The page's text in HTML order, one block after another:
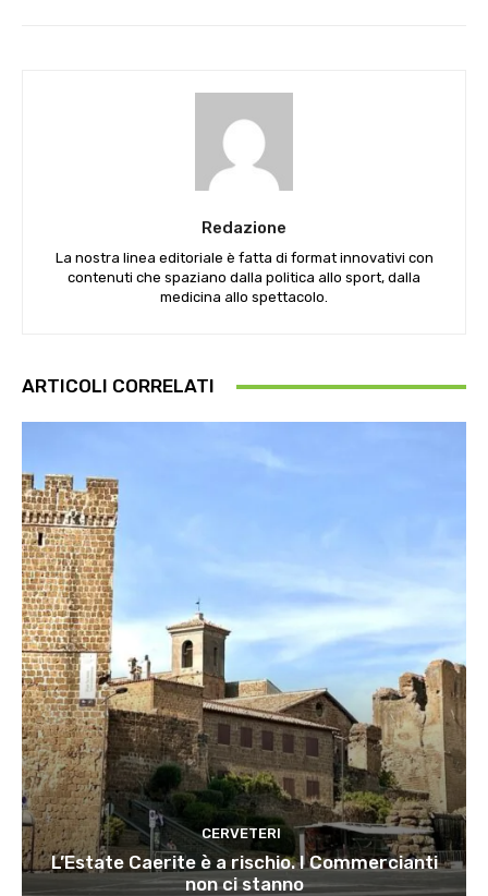
Redazione
La nostra linea editoriale è fatta di format innovativi con
contenuti che spaziano dalla politica allo sport, dalla
medicina allo spettacolo.
ARTICOLI CORRELATI
CERVETERI
L’Estate Caerite è a rischio. I Commercianti
non ci stanno